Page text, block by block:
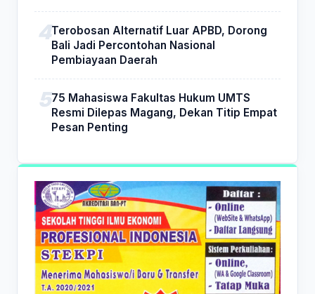
Terobosan Alternatif Luar APBD, Dorong
Bali Jadi Percontohan Nasional
Pembiayaan Daerah
75 Mahasiswa Fakultas Hukum UMTS
Resmi Dilepas Magang, Dekan Titip Empat
Pesan Penting